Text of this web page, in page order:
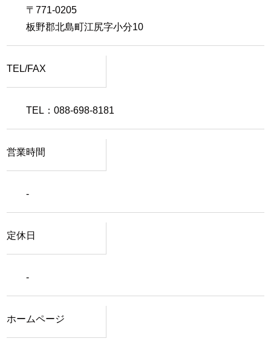
〒771-0205
板野郡北島町江尻字小分10
TEL/FAX
TEL：088-698-8181
営業時間
-
定休日
-
ホームページ